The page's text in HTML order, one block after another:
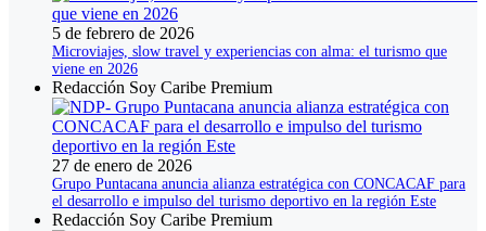
5 de febrero de 2026
Microviajes, slow travel y experiencias con alma: el turismo que
viene en 2026
Redacción Soy Caribe Premium
27 de enero de 2026
Grupo Puntacana anuncia alianza estratégica con CONCACAF para
el desarrollo e impulso del turismo deportivo en la región Este
Redacción Soy Caribe Premium